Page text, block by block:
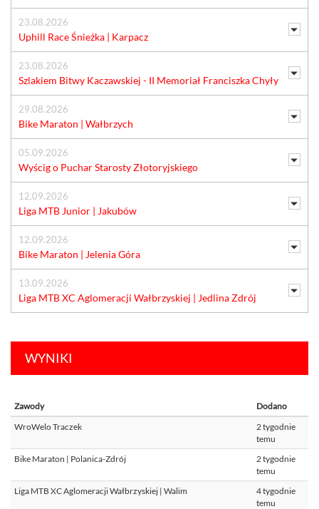
23.08.2026
Uphill Race Śnieżka | Karpacz
23.08.2026
Szlakiem Bitwy Kaczawskiej - II Memoriał Franciszka Chyły
29.08.2026
Bike Maraton | Wałbrzych
05.09.2026
Wyścig o Puchar Starosty Złotoryjskiego
12.09.2026
Liga MTB Junior | Jakubów
12.09.2026
Bike Maraton | Jelenia Góra
13.09.2026
Liga MTB XC Aglomeracji Wałbrzyskiej | Jedlina Zdrój
WYNIKI
Zawody
Dodano
WroWelo Traczek
2 tygodnie
temu
Bike Maraton | Polanica-Zdrój
2 tygodnie
temu
Liga MTB XC Aglomeracji Wałbrzyskiej | Walim
4 tygodnie
temu